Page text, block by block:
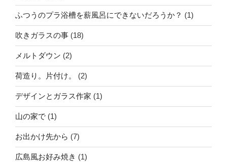
ふつうのプラ浴槽を薪風呂にできないだろうか？ (1)
吹きガラスの事 (18)
メルトダウン (2)
荷造り。片付け。 (2)
デザインとガラス作家 (1)
山の家で (1)
お出かけ先から (7)
広島風お好み焼き (1)